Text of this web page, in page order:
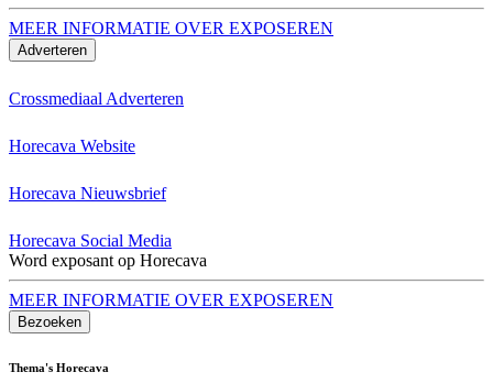
MEER INFORMATIE OVER EXPOSEREN
Adverteren
Crossmediaal Adverteren
Horecava Website
Horecava Nieuwsbrief
Horecava Social Media
Word exposant op Horecava
MEER INFORMATIE OVER EXPOSEREN
Bezoeken
Thema's Horecava